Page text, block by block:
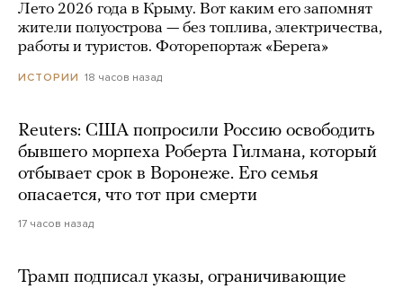
Лето 2026 года в Крыму. Вот каким его запомнят
жители полуострова — без топлива, электричества,
работы и туристов. Фоторепортаж «Берега»
ИСТОРИИ 18 часов назад
Reuters: США попросили Россию освободить
бывшего морпеха Роберта Гилмана, который
отбывает срок в Воронеже. Его семья
опасается, что тот при смерти
17 часов назад
Трамп подписал указы, ограничивающие